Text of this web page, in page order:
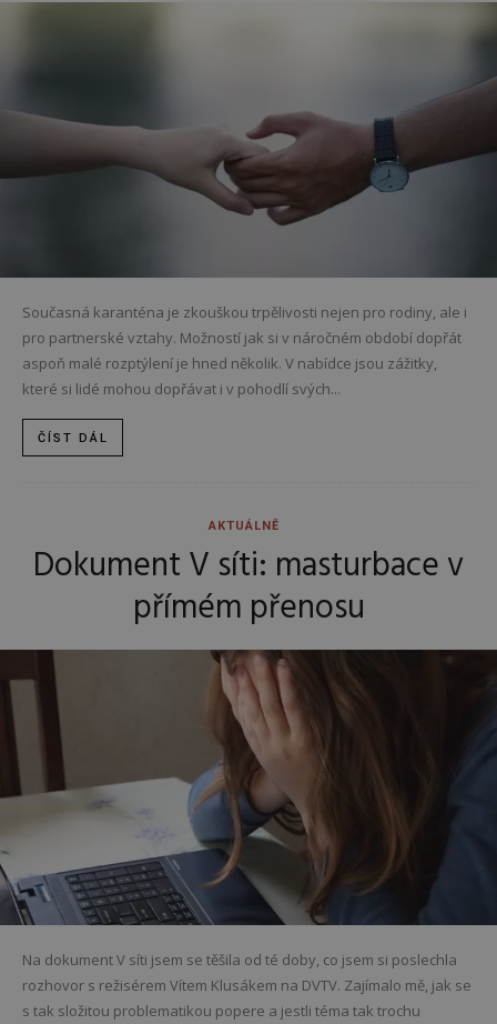
Současná karanténa je zkouškou trpělivosti nejen pro rodiny, ale i
pro partnerské vztahy. Možností jak si v náročném období dopřát
aspoň malé rozptýlení je hned několik. V nabídce jsou zážitky,
které si lidé mohou dopřávat i v pohodlí svých...
ČÍST DÁL
AKTUÁLNĚ
Dokument V síti: masturbace v
přímém přenosu
Na dokument V síti jsem se těšila od té doby, co jsem si poslechla
rozhovor s režisérem Vítem Klusákem na DVTV. Zajímalo mě, jak se
s tak složitou problematikou popere a jestli téma tak trochu